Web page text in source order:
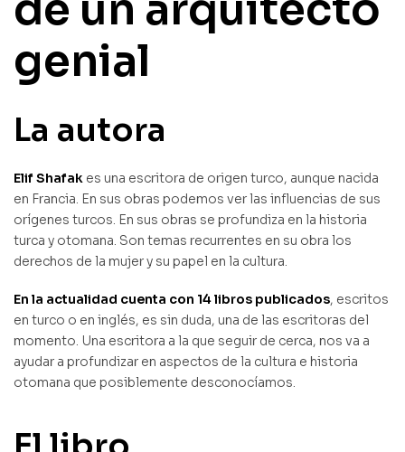
genial
La autora
Elif Shafak es una escritora de origen turco, aunque nacida
en Francia. En sus obras podemos ver las influencias de sus
orígenes turcos. En sus obras se profundiza en la historia
turca y otomana. Son temas recurrentes en su obra los
derechos de la mujer y su papel en la cultura.
En la actualidad cuenta con 14 libros publicados, escritos
en turco o en inglés, es sin duda, una de las escritoras del
momento. Una escritora a la que seguir de cerca, nos va a
ayudar a profundizar en aspectos de la cultura e historia
otomana que posiblemente desconocíamos.